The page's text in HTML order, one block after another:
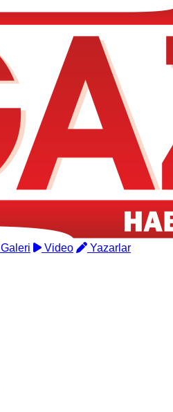
Galeri Video
Yazarlar